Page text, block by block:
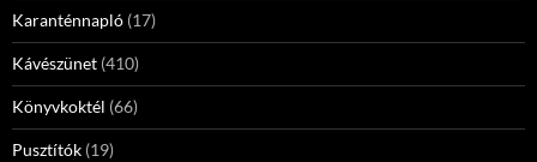
Karanténnapló (17)
Kávészünet (410)
Könyvkoktél (66)
Pusztítók (19)